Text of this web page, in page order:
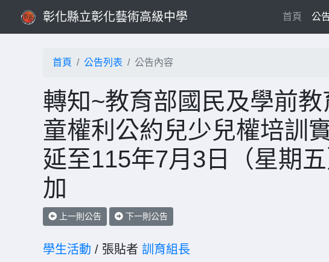
彰化縣立彰化藝術高級中學 首頁 公
首頁 公告列表 公告內容
轉知~教育部國民及學前
童權利公約兒少兒權培訓
延至115年7月3日（星期
加
上一則公告 下一則公告
學生活動 / 張貼者 訓育組長